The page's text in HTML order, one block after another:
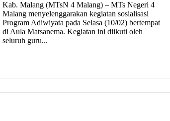
Kab. Malang (MTsN 4 Malang) – MTs Negeri 4
Malang menyelenggarakan kegiatan sosialisasi
Program Adiwiyata pada Selasa (10/02) bertempat
di Aula Matsanema. Kegiatan ini diikuti oleh
seluruh guru...